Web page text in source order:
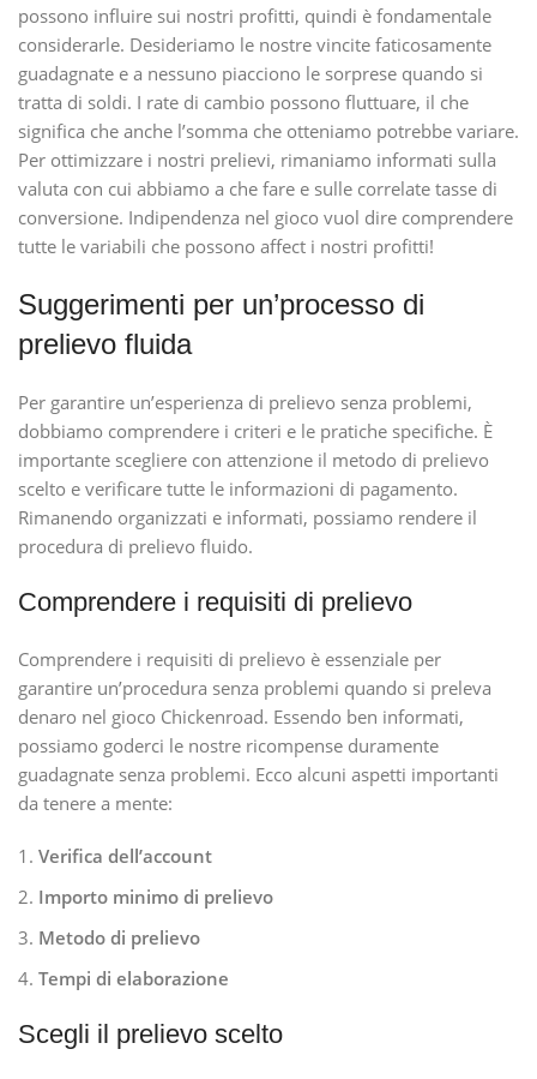
possono influire sui nostri profitti, quindi è fondamentale
considerarle. Desideriamo le nostre vincite faticosamente
guadagnate e a nessuno piacciono le sorprese quando si
tratta di soldi. I rate di cambio possono fluttuare, il che
significa che anche l’somma che otteniamo potrebbe variare.
Per ottimizzare i nostri prelievi, rimaniamo informati sulla
valuta con cui abbiamo a che fare e sulle correlate tasse di
conversione. Indipendenza nel gioco vuol dire comprendere
tutte le variabili che possono affect i nostri profitti!
Suggerimenti per un’processo di
prelievo fluida
Per garantire un’esperienza di prelievo senza problemi,
dobbiamo comprendere i criteri e le pratiche specifiche. È
importante scegliere con attenzione il metodo di prelievo
scelto e verificare tutte le informazioni di pagamento.
Rimanendo organizzati e informati, possiamo rendere il
procedura di prelievo fluido.
Comprendere i requisiti di prelievo
Comprendere i requisiti di prelievo è essenziale per
garantire un’procedura senza problemi quando si preleva
denaro nel gioco Chickenroad. Essendo ben informati,
possiamo goderci le nostre ricompense duramente
guadagnate senza problemi. Ecco alcuni aspetti importanti
da tenere a mente:
Verifica dell’account
Importo minimo di prelievo
Metodo di prelievo
Tempi di elaborazione
Scegli il prelievo scelto